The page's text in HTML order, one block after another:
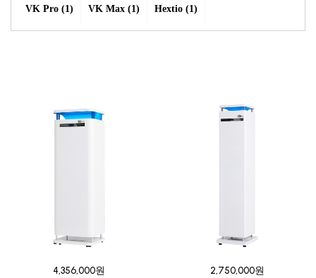
VK Pro (1) VK Max (1) Hextio (1)
4,356,000원 2,750,000원